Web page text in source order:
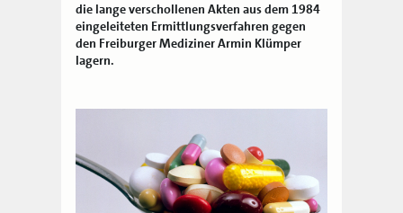
die lange verschollenen Akten aus dem 1984
eingeleiteten Ermittlungsverfahren gegen
den Freiburger Mediziner Armin Klümper
lagern.